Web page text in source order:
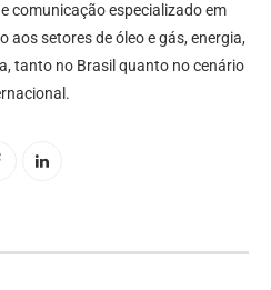
comunicação especializado em
aos setores de óleo e gás, energia,
tanto no Brasil quanto no cenário